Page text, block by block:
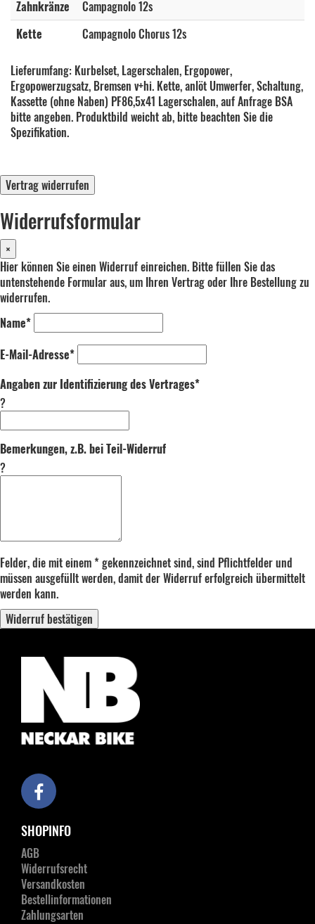
Zahnkränze
Campagnolo 12s
Kette
Campagnolo Chorus 12s
Lieferumfang: Kurbelset, Lagerschalen, Ergopower,
Ergopowerzugsatz, Bremsen v+hi. Kette, anlöt Umwerfer, Schaltung,
Kassette (ohne Naben) PF86,5x41 Lagerschalen, auf Anfrage BSA
bitte angeben. Produktbild weicht ab, bitte beachten Sie die
Spezifikation.
Vertrag widerrufen
Widerrufsformular
×
Hier können Sie einen Widerruf einreichen. Bitte füllen Sie das
untenstehende Formular aus, um Ihren Vertrag oder Ihre Bestellung zu
widerrufen.
Name*
E-Mail-Adresse*
Angaben zur Identifizierung des Vertrages*
?
Bemerkungen, z.B. bei Teil-Widerruf
?
Felder, die mit einem * gekennzeichnet sind, sind Pflichtfelder und
müssen ausgefüllt werden, damit der Widerruf erfolgreich übermittelt
werden kann.
Widerruf bestätigen
SHOPINFO
AGB
Widerrufsrecht
Versandkosten
Bestellinformationen
Zahlungsarten